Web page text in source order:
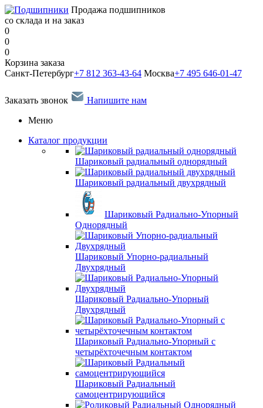
Продажа подшипников
со склада и на заказ
0
0
0
Корзина заказа
Санкт-Петербург+7 812 363-43-64 Москва+7 495 646-01-47
Заказать звонок
Напишите нам
Меню
Каталог продукции
Шариковый радиальный однорядный
Шариковый радиальный двухрядный
Шариковый Радиально-Упорный
Однорядный
Шариковый Упорно-радиальный
Двухрядный
Шариковый Радиально-Упорный
Двухрядный
Шариковый Радиально-Упорный с
четырёхточечным контактом
Шариковый Радиальный
самоцентрирующийся